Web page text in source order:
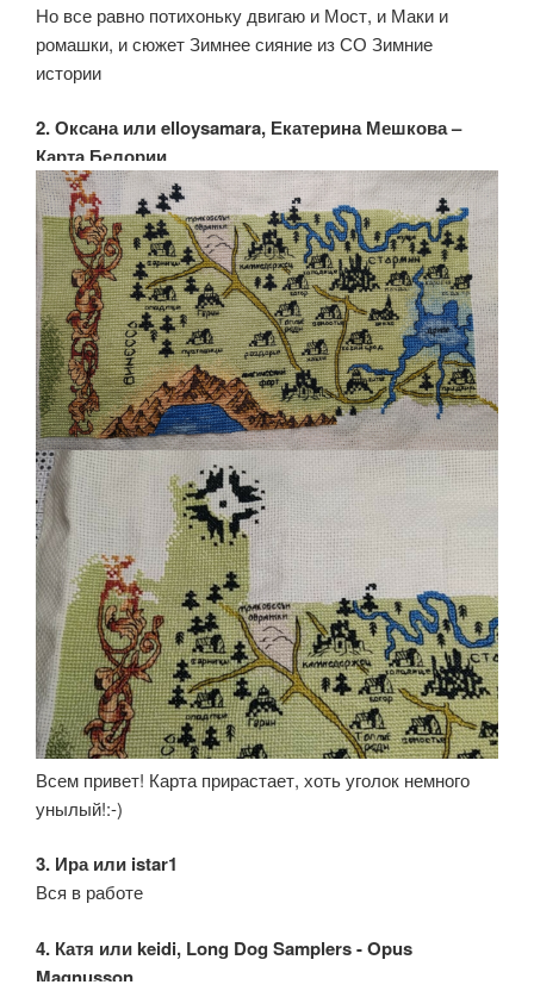
Но все равно потихоньку двигаю и Мост, и Маки и
ромашки, и сюжет Зимнее сияние из СО Зимние
истории
2. Оксана или elloysamara, Екатерина Мешкова –
Карта Белории
Всем привет! Карта прирастает, хоть уголок немного
унылый!:-)
3. Ира или istar1
Вся в работе
4. Катя или keidi, Long Dog Samplers - Opus
Magnusson